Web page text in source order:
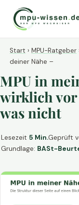
Start › MPU-Ratgeber
deiner Nähe –
MPU in
wirklich vor
was nicht
Lesezeit 5 Min.Geprüft
Grundlage: BASt-